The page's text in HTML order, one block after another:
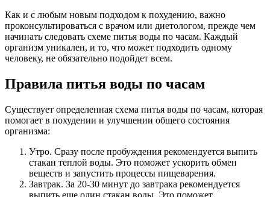
Как и с любым новым подходом к похудению, важно
проконсультироваться с врачом или диетологом, прежде чем
начинать следовать схеме питья воды по часам. Каждый
организм уникален, и то, что может подходить одному
человеку, не обязательно подойдет всем.
Правила питья воды по часам
Существует определенная схема питья воды по часам, которая
помогает в похудении и улучшении общего состояния
организма:
Утро. Сразу после пробуждения рекомендуется выпить
стакан теплой воды. Это поможет ускорить обмен
веществ и запустить процессы пищеварения.
Завтрак. За 20-30 минут до завтрака рекомендуется
выпить еще один стакан воды. Это поможет